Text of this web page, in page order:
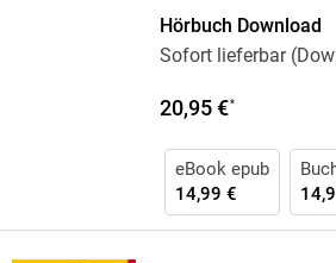
Hörbuch Download
Sofort lieferbar
20,95 €*
eBook epub
14,99 €